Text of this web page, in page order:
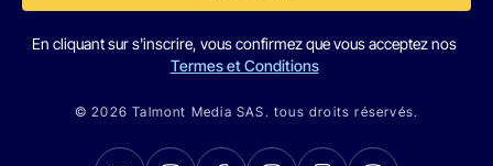
En cliquant sur s'inscrire, vous confirmez que vous acceptez nos
Termes et Conditions
© 2026 Talmont Media SAS. tous droits réservés.